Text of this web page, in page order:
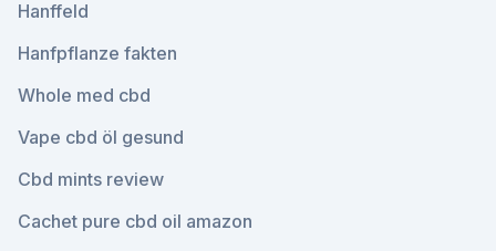
Hanffeld
Hanfpflanze fakten
Whole med cbd
Vape cbd öl gesund
Cbd mints review
Cachet pure cbd oil amazon